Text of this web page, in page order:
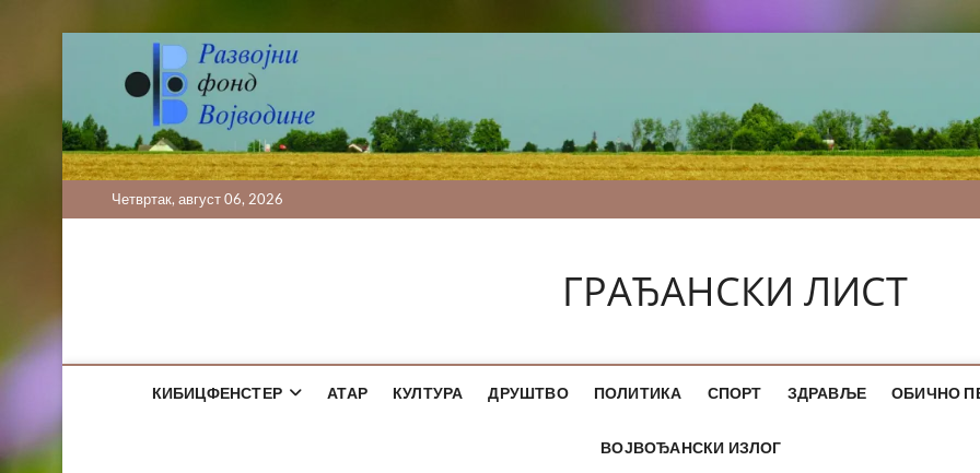
Четвртак, август 06, 2026
ГРАЂАНСКИ ЛИСТ
КИБИЦФЕНСТЕР АТАР КУЛТУРА ДРУШТВО ПОЛИТИКА СПОРТ ЗДРАВЉЕ ОБИЧНО
ВОЈВОЂАНСКИ ИЗЛОГ